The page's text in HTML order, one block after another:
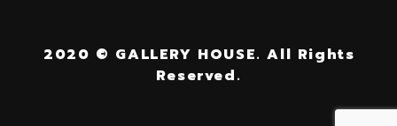
2020 © GALLERY HOUSE. All Rights
Reserved.